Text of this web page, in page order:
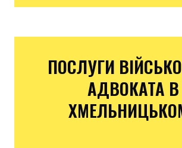
ПОСЛУГИ
АДВОКАТА В